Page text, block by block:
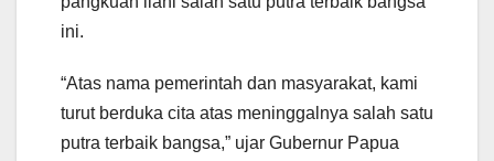
ini.
“Atas nama pemerintah dan masyarakat, kami
turut berduka cita atas meninggalnya salah satu
putra terbaik bangsa,” ujar Gubernur Papua